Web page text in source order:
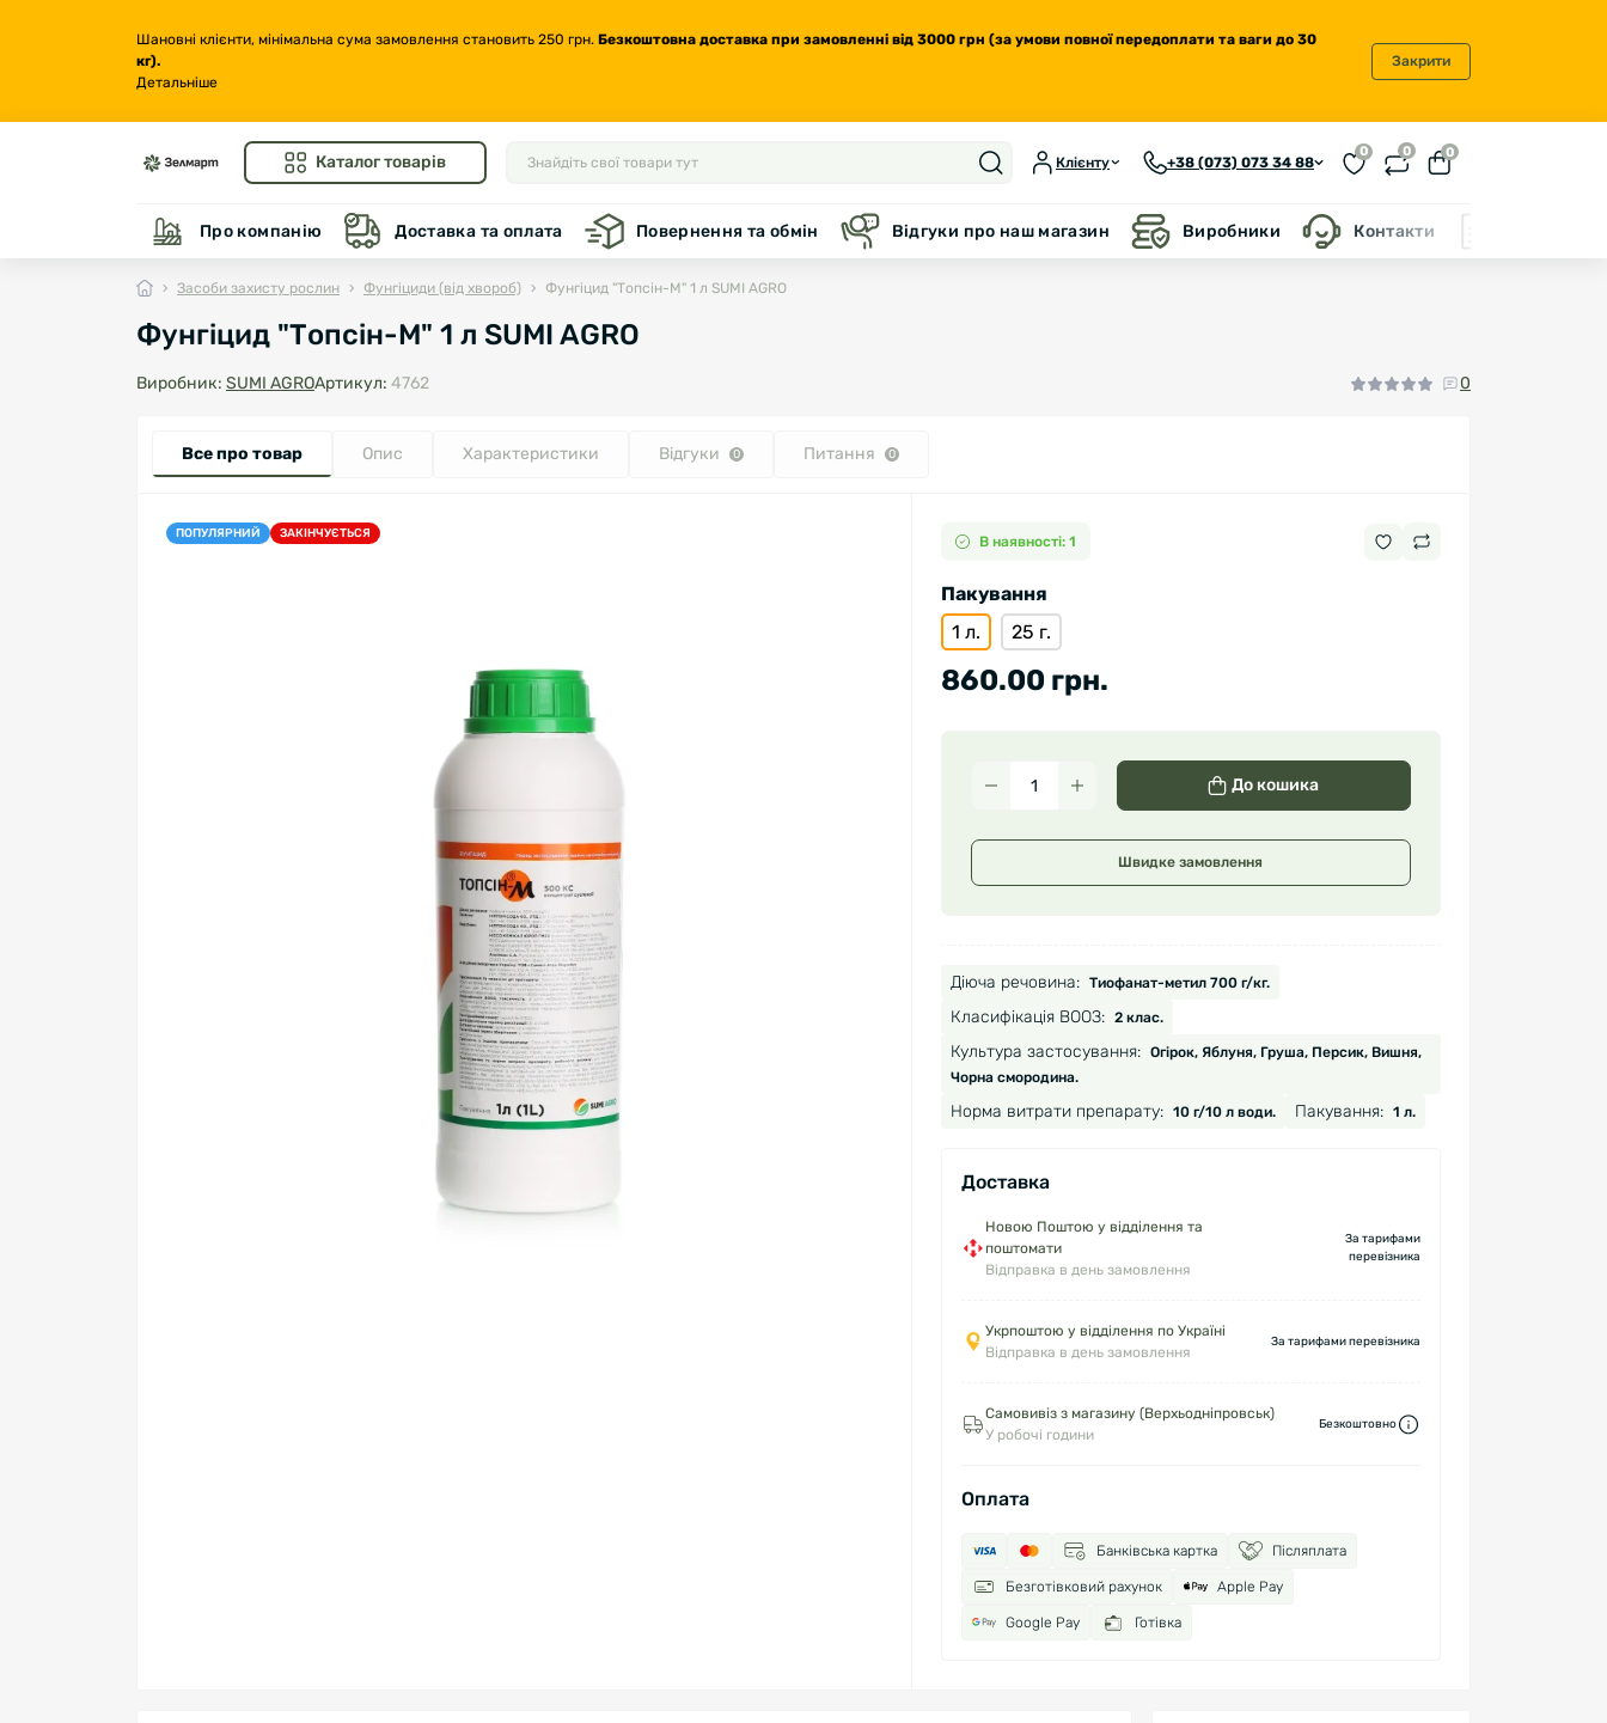
Шановні клієнти, мінімальна сума замовлення становить 250 грн. Безкоштовна доставка при замовленні від 3000 грн (за умови повної передоплати та ваги до 30
кг).
Детальніше
Закрити
Каталог товарів Клієнту +38 (073) 073 34 88
0 0 0
Про компанію Доставка та оплата Повернення та обмін Відгуки про наш магазин Виробники Контакти
Засоби захисту рослин Фунгіциди (від хвороб) Фунгіцид "Топсін-М" 1 л SUMI AGRO
Фунгіцид "Топсін-М" 1 л SUMI AGRO
Виробник: SUMI AGROАртикул: 4762 0
Все про товар Опис Характеристики Відгуки 0 Питання 0
ПОПУЛЯРНИЙ ЗАКІНЧУЄТЬСЯ В наявності: 1
Пакування
1 л.
25 г.
860.00 грн.
До кошика
Швидке замовлення
Діюча речовина: Тиофанат-метил 700 г/кг.
Класифікація ВООЗ: 2 клас.
Культура застосування:
Огірок, Яблуня, Груша, Персик, Вишня,
Чорна смородина.
Норма витрати препарату: 10 г/10 л води. Пакування: 1 л.
Доставка
Новою Поштою у відділення та
поштомати
Відправка в день замовлення
За тарифами
перевізника
Укрпоштою у відділення по Україні
Відправка в день замовлення
За тарифами перевізника
Самовивіз з магазину (Верхьодніпровськ)
У робочі години
Безкоштовно
Оплата
Банківська картка Післяплата
Безготівковий рахунок Apple Pay
Google Pay Готівка